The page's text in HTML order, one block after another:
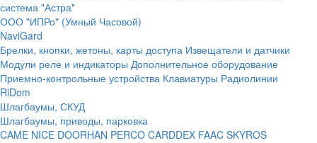
система "Астра"
ООО "ИПРо" (Умный Часовой)
NaviGard
Брелки, кнопки, жетоны, карты доступа Извещатели и датчики
Модули реле и индикаторы Дополнительное оборудование
Приемно-контрольные устройства Клавиатуры Радиолинии
RiDom
Шлагбаумы, СКУД
Шлагбаумы, приводы, парковка
CAME NICE DOORHAN PERCO CARDDEX FAAC SKYROS